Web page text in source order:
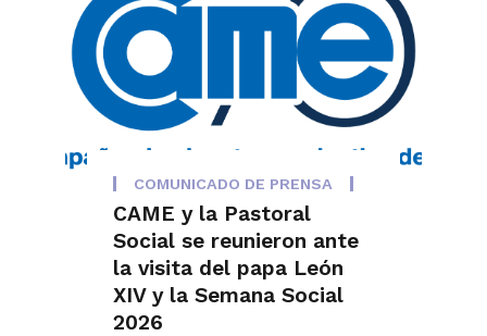
COMUNICADO DE PRENSA
CAME y la Pastoral
Social se reunieron ante
la visita del papa León
XIV y la Semana Social
2026